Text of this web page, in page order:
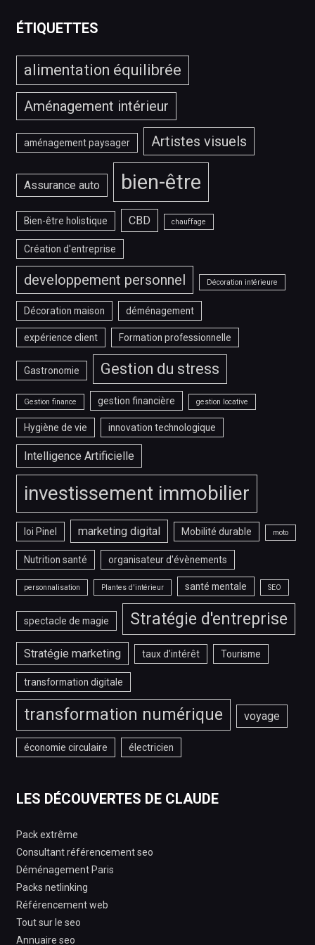
ÉTIQUETTES
alimentation équilibrée
Aménagement intérieur
aménagement paysager Artistes visuels
Assurance auto bien-être
Bien-être holistique CBD chauffage
Création d'entreprise
developpement personnel Décoration intérieure
Décoration maison déménagement
expérience client Formation professionnelle
Gastronomie Gestion du stress
Gestion finance gestion financière gestion locative
Hygiène de vie innovation technologique
Intelligence Artificielle
investissement immobilier
loi Pinel marketing digital Mobilité durable moto
Nutrition santé organisateur d'évènements
personnalisation Plantes d'intérieur santé mentale SEO
spectacle de magie Stratégie d'entreprise
Stratégie marketing taux d'intérêt Tourisme
transformation digitale
transformation numérique voyage
économie circulaire électricien
LES DÉCOUVERTES DE CLAUDE
Pack extrême
Consultant référencement seo
Déménagement Paris
Packs netlinking
Référencement web
Tout sur le seo
Annuaire seo